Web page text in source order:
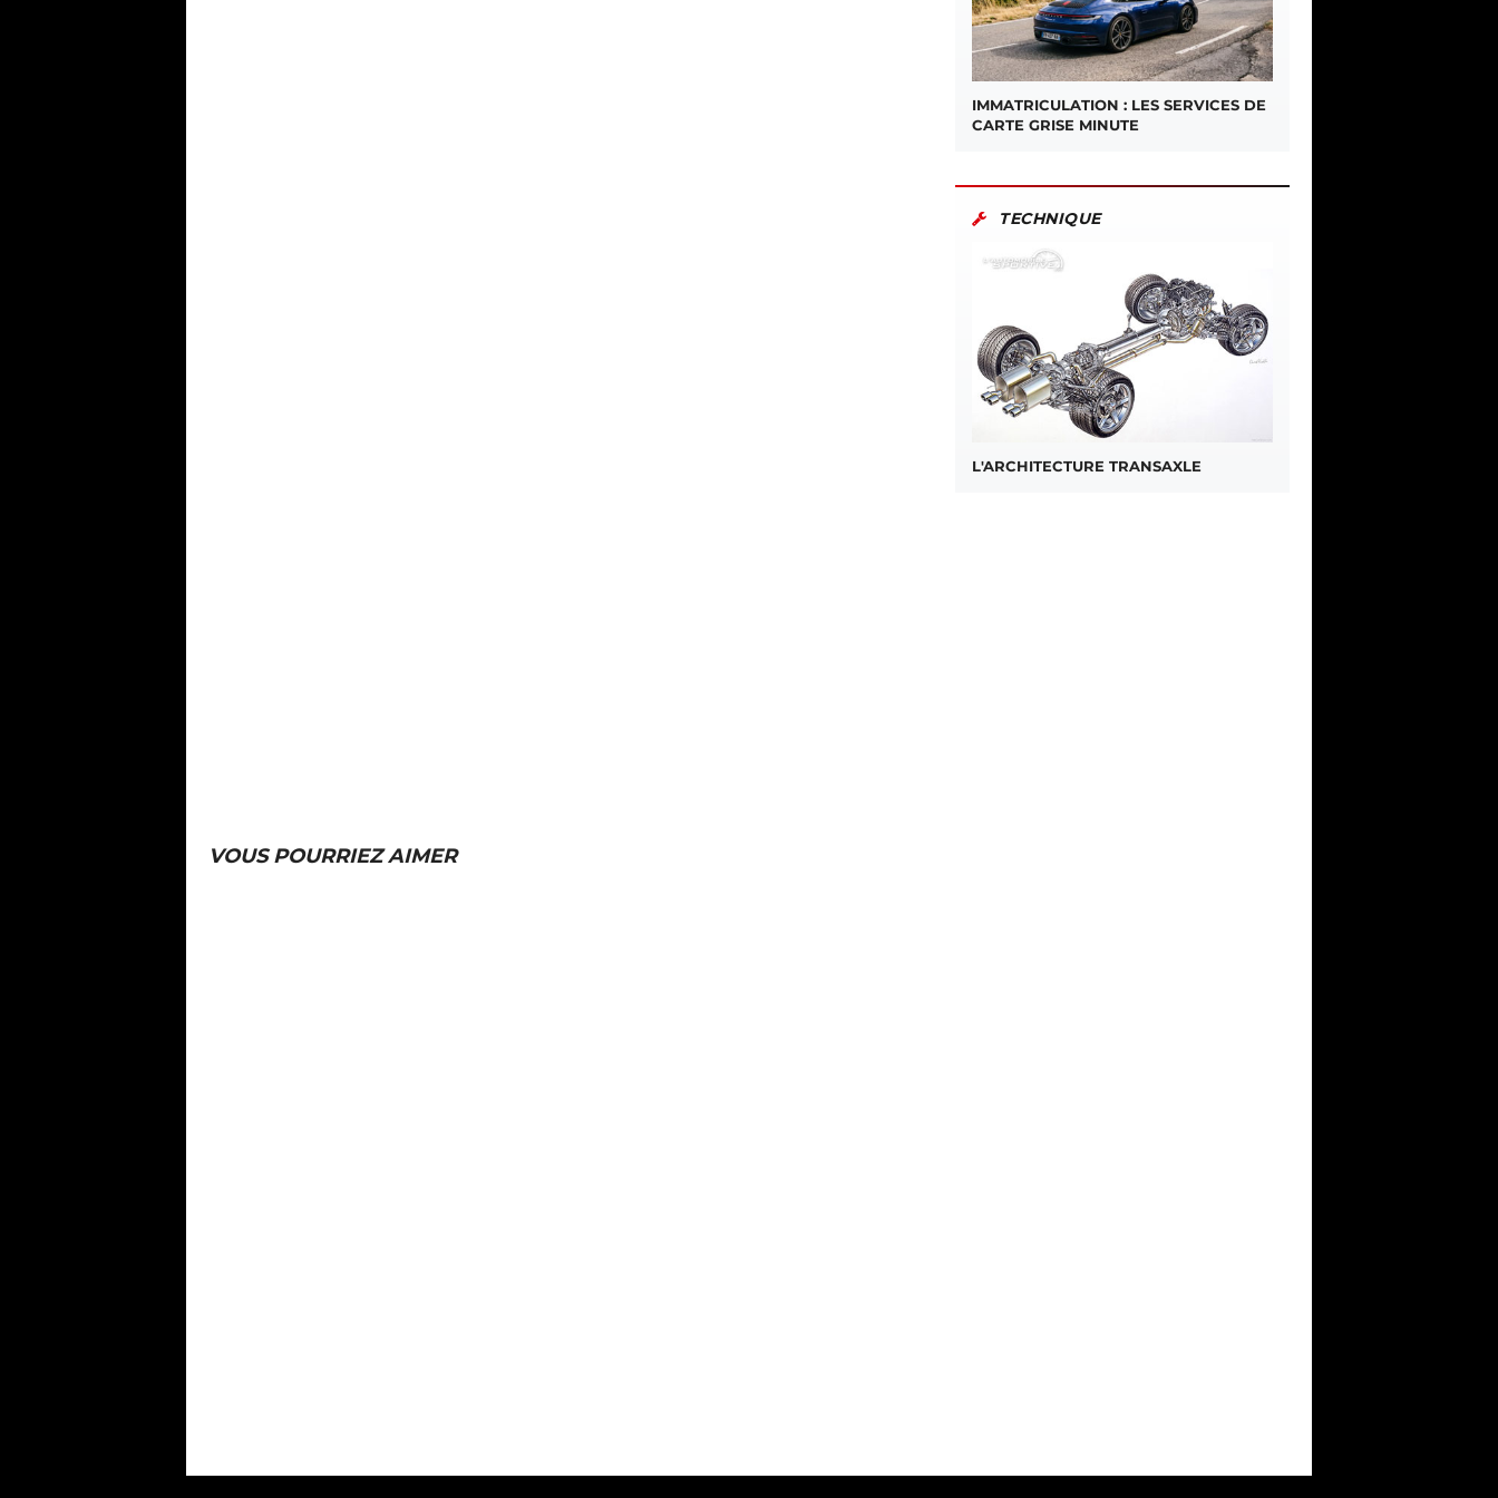
IMMATRICULATION : LES SERVICES DE
CARTE GRISE MINUTE
TECHNIQUE
L'ARCHITECTURE TRANSAXLE
VOUS POURRIEZ AIMER